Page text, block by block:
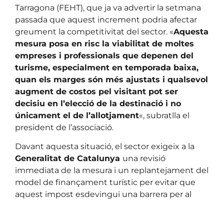
Tarragona (FEHT), que ja va advertir la setmana
passada que aquest increment podria afectar
greument la competitivitat del sector. «Aquesta
mesura posa en risc la viabilitat de moltes
empreses i professionals que depenen del
turisme, especialment en temporada baixa,
quan els marges són més ajustats i qualsevol
augment de costos pel visitant pot ser
decisiu en l’elecció de la destinació i no
únicament el de l’allotjament«, subratlla el
president de l’associació.
Davant aquesta situació, el sector exigeix a la
Generalitat de Catalunya una revisió
immediata de la mesura i un replantejament del
model de finançament turístic per evitar que
aquest impost esdevingui una barrera per al